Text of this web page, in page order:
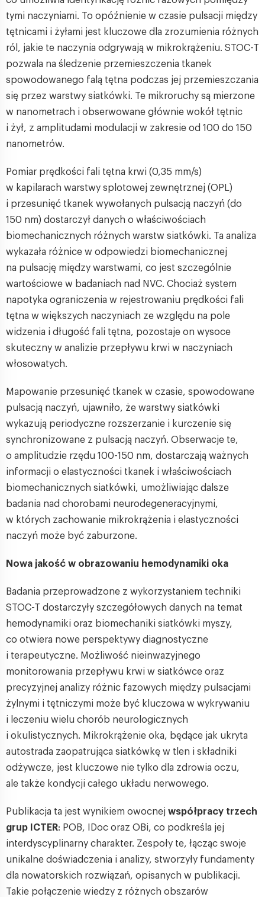
tymi naczyniami. To opóźnienie w czasie pulsacji między
tętnicami i żyłami jest kluczowe dla zrozumienia różnych
ról, jakie te naczynia odgrywają w mikrokrążeniu. STOC-T
pozwala na śledzenie przemieszczenia tkanek
spowodowanego falą tętna podczas jej przemieszczania
się przez warstwy siatkówki. Te mikroruchy są mierzone
w nanometrach i obserwowane głównie wokół tętnic
i żył, z amplitudami modulacji w zakresie od 100 do 150
nanometrów.
Pomiar prędkości fali tętna krwi (0,35 mm/s)
w kapilarach warstwy splotowej zewnętrznej (OPL)
i przesunięć tkanek wywołanych pulsacją naczyń (do
150 nm) dostarczył danych o właściwościach
biomechanicznych różnych warstw siatkówki. Ta analiza
wykazała różnice w odpowiedzi biomechanicznej
na pulsację między warstwami, co jest szczególnie
wartościowe w badaniach nad NVC. Chociaż system
napotyka ograniczenia w rejestrowaniu prędkości fali
tętna w większych naczyniach ze względu na pole
widzenia i długość fali tętna, pozostaje on wysoce
skuteczny w analizie przepływu krwi w naczyniach
włosowatych.
Mapowanie przesunięć tkanek w czasie, spowodowane
pulsacją naczyń, ujawniło, że warstwy siatkówki
wykazują periodyczne rozszerzanie i kurczenie się
synchronizowane z pulsacją naczyń. Obserwacje te,
o amplitudzie rzędu 100-150 nm, dostarczają ważnych
informacji o elastyczności tkanek i właściwościach
biomechanicznych siatkówki, umożliwiając dalsze
badania nad chorobami neurodegeneracyjnymi,
w których zachowanie mikrokrążenia i elastyczności
naczyń może być zaburzone.
Nowa jakość w obrazowaniu hemodynamiki oka
Badania przeprowadzone z wykorzystaniem techniki
STOC-T dostarczyły szczegółowych danych na temat
hemodynamiki oraz biomechaniki siatkówki myszy,
co otwiera nowe perspektywy diagnostyczne
i terapeutyczne. Możliwość nieinwazyjnego
monitorowania przepływu krwi w siatkówce oraz
precyzyjnej analizy różnic fazowych między pulsacjami
żylnymi i tętniczymi może być kluczowa w wykrywaniu
i leczeniu wielu chorób neurologicznych
i okulistycznych. Mikrokrążenie oka, będące jak ukryta
autostrada zaopatrująca siatkówkę w tlen i składniki
odżywcze, jest kluczowe nie tylko dla zdrowia oczu,
ale także kondycji całego układu nerwowego.
Publikacja ta jest wynikiem owocnej współpracy trzech
grup ICTER: POB, IDoc oraz OBi, co podkreśla jej
interdyscyplinarny charakter. Zespoły te, łącząc swoje
unikalne doświadczenia i analizy, stworzyły fundamenty
dla nowatorskich rozwiązań, opisanych w publikacji.
Takie połączenie wiedzy z różnych obszarów